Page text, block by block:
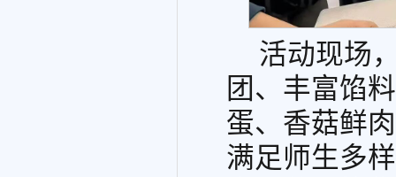
活动现场
团、丰富馅
蛋、香菇鲜
满足师生多